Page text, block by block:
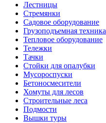
Лестницы
Стремянки
Садовое оборудование
Грузоподъемная техника
Тепловое оборудование
Тележки
Тачки
Стойки для опалубки
Мусороспуски
Бетоносмесители
Хомуты для лесов
Строительные леса
Подмости
Вышки туры